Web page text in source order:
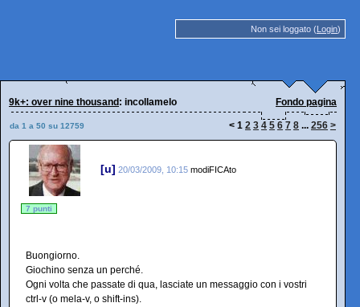
Non sei loggato (Login)
9k+: over nine thousand : incollamelo Fondo pagina
da 1 a 50 su 12759 < 1 2 3 4 5 6 7 8 ... 256 >
[u] 20/03/2009, 10:15 modiFICAto
7 punti
Buongiorno.
Giochino senza un perché.
Ogni volta che passate di qua, lasciate un messaggio con i vostri
ctrl-v (o mela-v, o shift-ins).